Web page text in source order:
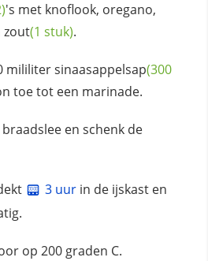
's met knoflook, oregano,
zout(1 stuk).
mililitersinaasappelsap(300
toe tot een marinade.
en schenk de
3 uurin de ijskast en
op 200 graden C.